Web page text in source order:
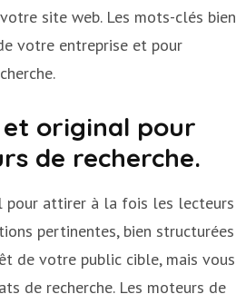
site web. Les mots-clés bien
votre entreprise et pour
original pour
de recherche.
pour attirer à la fois les lecteurs
pertinentes, bien structurées
de votre public cible, mais vous
de recherche. Les moteurs de